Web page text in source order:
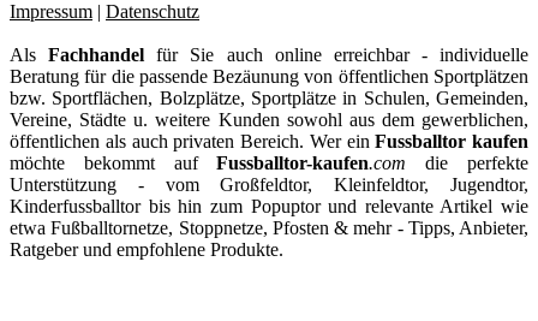
Impressum | Datenschutz
AlsFachhandel für Sie auch online erreichbar - individuelle
Beratung für die passende Bezäunung von öffentlichen Sportplätzen
bzw. Sportflächen, Bolzplätze, Sportplätze in Schulen, Gemeinden,
Vereine, Städte u. weitere Kunden sowohl aus dem gewerblichen,
öffentlichen als auch privaten Bereich. Wer einFussballtor kaufen
möchte bekommt aufFussballtor-kaufen.com die perfekte
Unterstützung - vom Großfeldtor, Kleinfeldtor, Jugendtor,
Kinderfussballtor bis hin zum Popuptor und relevante Artikel wie
etwa Fußballtornetze, Stoppnetze, Pfosten & mehr - Tipps, Anbieter,
Ratgeber und empfohlene Produkte.